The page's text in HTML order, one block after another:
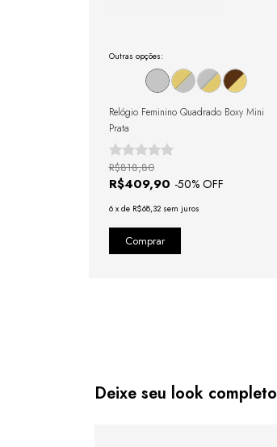
Outras opções:
Relógio Feminino Quadrado Boxy Mini
Prata
R$409,90 -50% OFF
R$818,80
6 x de R$68,32 sem juros
Deixe seu look completo